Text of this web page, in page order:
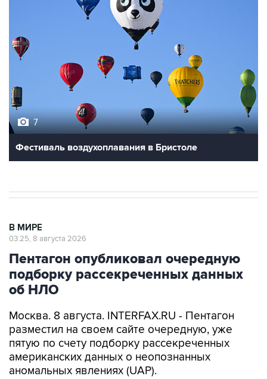
7
Фестиваль воздухоплавания в Бристоле
В МИРЕ
03:25, 8 августа 2026
Пентагон опубликовал очередную
подборку рассекреченных данных
об НЛО
Москва. 8 августа. INTERFAX.RU - Пентагон
разместил на своем сайте очередную, уже
пятую по счету подборку рассекреченных
американских данных о неопознанных
аномальных явлениях (UAP).